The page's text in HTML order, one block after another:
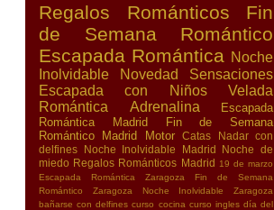
Regalos Románticos
Fin
de Semana Romántico
Escapada Romántica Noche
Inolvidable
Novedad
Sensaciones
Escapada con Niños
Velada
Romántica
Adrenalina
Escapada
Romántica Madrid
Fin de Semana
Romántico Madrid
Motor Catas
Nadar con
delfines
Noche Inolvidable Madrid
Noche de
miedo Regalos Románticos Madrid 19 de marzo
Escapada Romántica Zaragoza
Fin de Semana
Romántico Zaragoza
Noche Inolvidable Zaragoza
bañarse con delfines curso cocina curso ingles día del